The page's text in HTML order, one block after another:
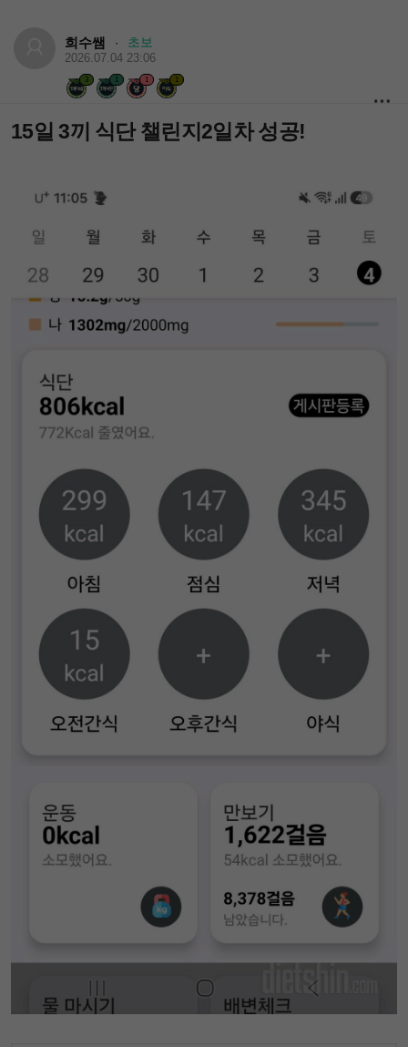
희수쌤 · 초보
2026.07.04 23:06
3 1 1 1
15일 3끼 식단 챌린지2일차 성공!